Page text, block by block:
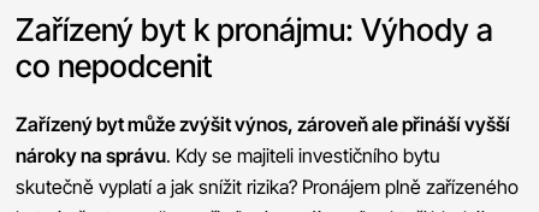
Zařízený byt k pronájmu: Výhody a
co nepodcenit
Zařízený byt může zvýšit výnos, zároveň ale přináší vyšší
nároky na správu. Kdy se majiteli investičního bytu
skutečně vyplatí a jak snížit rizika? Pronájem plně zařízeného